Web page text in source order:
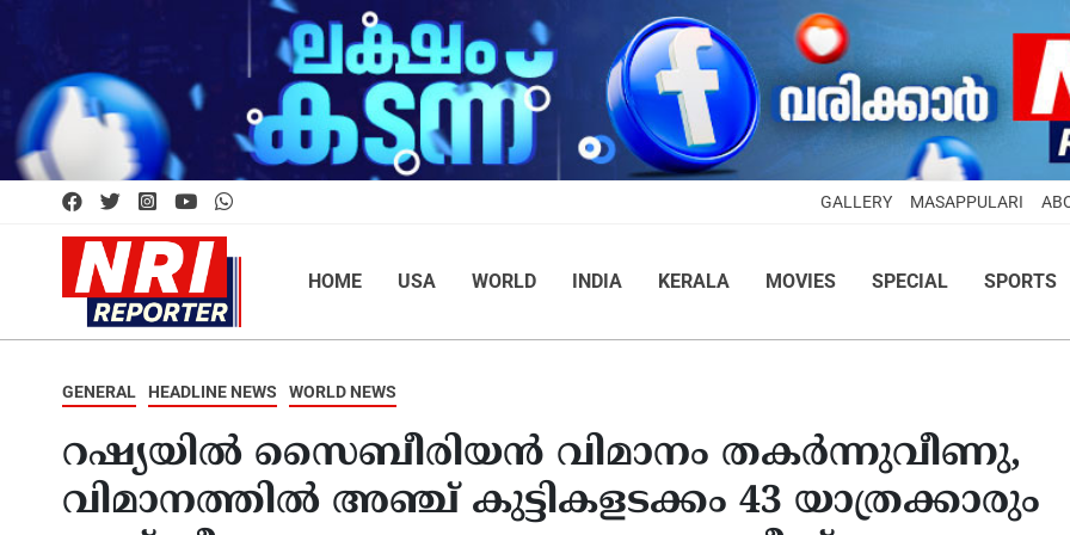
GALLERY MASAPPULARI
HOME USA WORLD INDIA KERALA MOVIES SPECIAL SPORTS
GENERAL HEADLINE NEWS WORLD NEWS
റഷ്യയില്‍ സൈബീരിയന്‍ വിമാനം തകര്‍ന്നുവീണു,
വിമാനത്തില്‍ അഞ്ച് കുട്ടികളടക്കം 43 യാത്രക്കാരും